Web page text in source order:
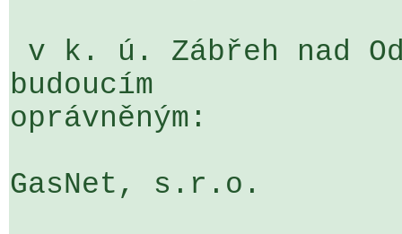
budoucím
oprávněným:
GasNet, s.r.o.